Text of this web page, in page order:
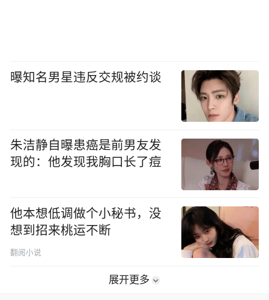
曝知名男星违反交规被约谈
朱洁静自曝患癌是前男友发
现的：他发现我胸口长了痘
他本想低调做个小秘书，没
想到招来桃运不断
翻阅小说
展开更多